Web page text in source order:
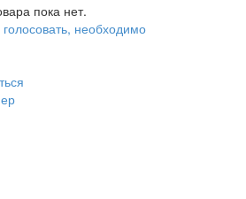
пока нет.
необходимо